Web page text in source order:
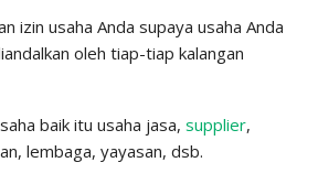
izin usaha Anda supaya usaha Anda
oleh tiap-tiap kalangan
baik itu usaha jasa, supplier,
lembaga, yayasan, dsb.